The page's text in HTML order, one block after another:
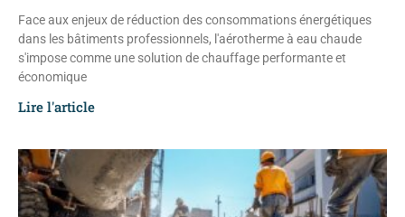
Face aux enjeux de réduction des consommations énergétiques
dans les bâtiments professionnels, l'aérotherme à eau chaude
s'impose comme une solution de chauffage performante et
économique
Lire l'article